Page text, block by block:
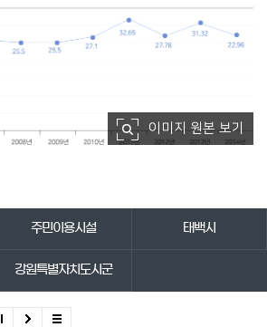
이미지 원본 보기
주민이용시설 태백시
강원특별자치도시군